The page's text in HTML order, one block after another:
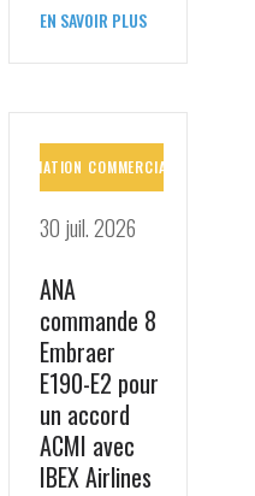
EN SAVOIR PLUS
AVIATION
COMMERCIALE
30 juil. 2026
ANA
commande 8
Embraer
E190-E2 pour
un accord
ACMI avec
IBEX Airlines